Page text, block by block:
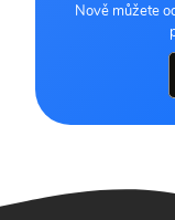
Nově můžete